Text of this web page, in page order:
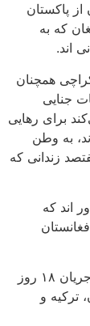
از پاکستان
که به
اند.
همچنان
جنایی
برای رهایی
به وطن
زندانی که
اند که
براساس آمار وزارت مهاجران و عودت‌کنندگان، در جریان ۱۸ روز
ترکیه و